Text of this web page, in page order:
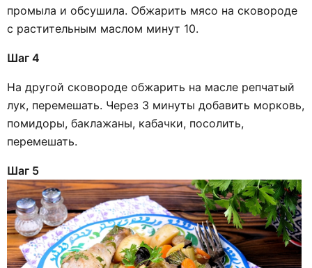
промыла и обсушила. Обжарить мясо на сковороде
с растительным маслом минут 10.
Шаг 4
На другой сковороде обжарить на масле репчатый
лук, перемешать. Через 3 минуты добавить морковь,
помидоры, баклажаны, кабачки, посолить,
перемешать.
Шаг 5